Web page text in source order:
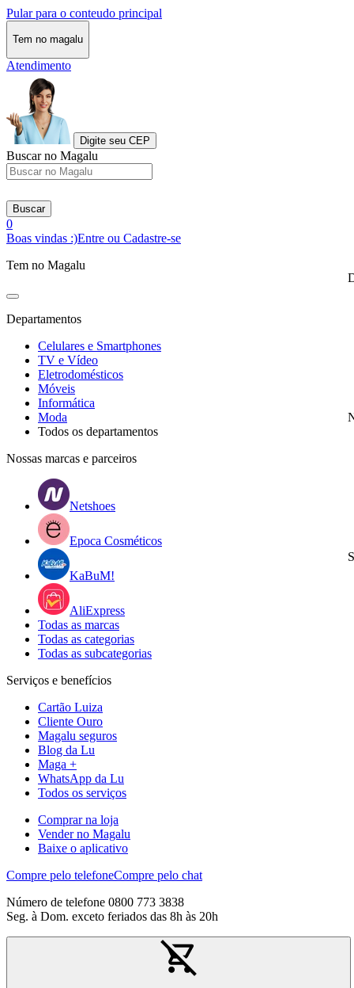
Pular para o conteudo principal
Tem no magalu
Atendimento
Digite seu CEP
Buscar no Magalu
Buscar
0
Boas vindas :)Entre ou Cadastre-se
Tem no Magalu
Departamentos
Celulares e Smartphones
TV e Vídeo
Eletrodomésticos
Móveis
Informática
Moda
Todos os departamentos
Nossas marcas e parceiros
Netshoes
Epoca Cosméticos
KaBuM!
AliExpress
Todas as marcas
Todas as categorias
Todas as subcategorias
Serviços e benefícios
Cartão Luiza
Cliente Ouro
Magalu seguros
Blog da Lu
Maga +
WhatsApp da Lu
Todos os serviços
Comprar na loja
Vender no Magalu
Baixe o aplicativo
Compre pelo telefoneCompre pelo chat
Número de telefone 0800 773 3838
Seg. à Dom. exceto feriados das 8h às 20h